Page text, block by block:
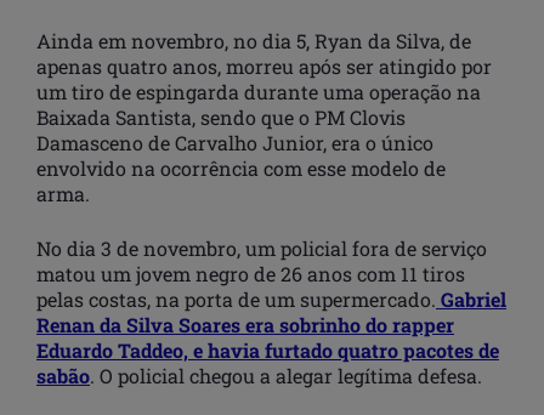
Ainda em novembro, no dia 5, Ryan da Silva, de
apenas quatro anos, morreu após ser atingido por
um tiro de espingarda durante uma operação na
Baixada Santista, sendo que o PM Clovis
Damasceno de Carvalho Junior, era o único
envolvido na ocorrência com esse modelo de
arma.
No dia 3 de novembro, um policial fora de serviço
matou um jovem negro de 26 anos com 11 tiros
pelas costas, na porta de um supermercado. Gabriel
Renan da Silva Soares era sobrinho do rapper
Eduardo Taddeo, e havia furtado quatro pacotes de
sabão. O policial chegou a alegar legítima defesa.